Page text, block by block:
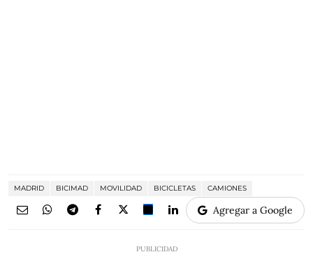
MADRID BICIMAD MOVILIDAD BICICLETAS CAMIONES
Agregar a Google